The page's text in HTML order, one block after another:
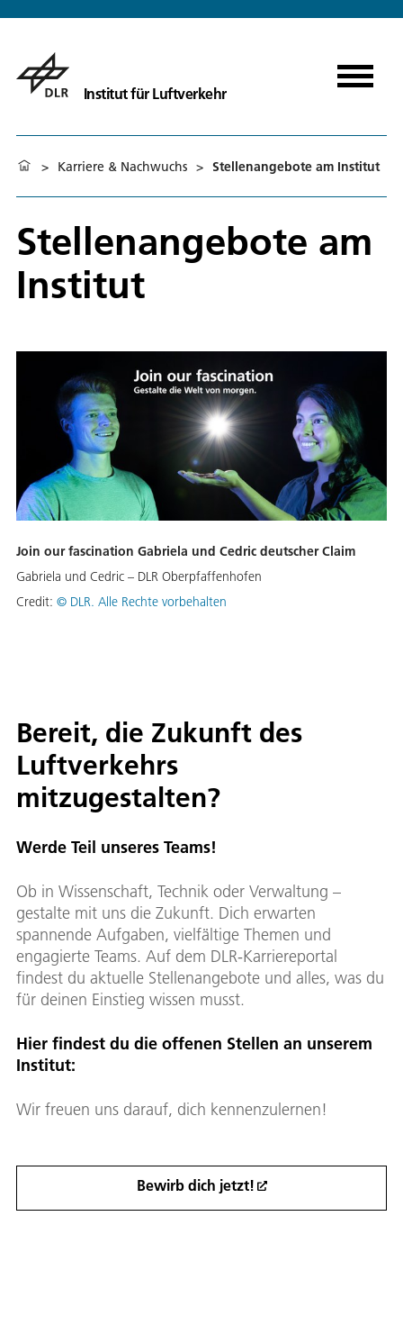
Institut für Luftverkehr
> Karriere & Nachwuchs > Stellenangebote am Institut
Stellenangebote am
Institut
Join our fascination Gabriela und Cedric deutscher Claim
Gabriela und Cedric – DLR Oberpfaffenhofen
Credit: © DLR. Alle Rechte vorbehalten
Bereit, die Zukunft des
Luftverkehrs
mitzugestalten?
Werde Teil unseres Teams!
Ob in Wissenschaft, Technik oder Verwaltung –
gestalte mit uns die Zukunft. Dich erwarten
spannende Aufgaben, vielfältige Themen und
engagierte Teams. Auf dem DLR-Karriereportal
findest du aktuelle Stellenangebote und alles, was du
für deinen Einstieg wissen musst.
Hier findest du die offenen Stellen an unserem
Institut:
Wir freuen uns darauf, dich kennenzulernen!
Bewirb dich jetzt!